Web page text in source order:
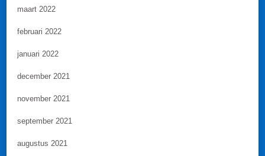
maart 2022
februari 2022
januari 2022
december 2021
november 2021
september 2021
augustus 2021